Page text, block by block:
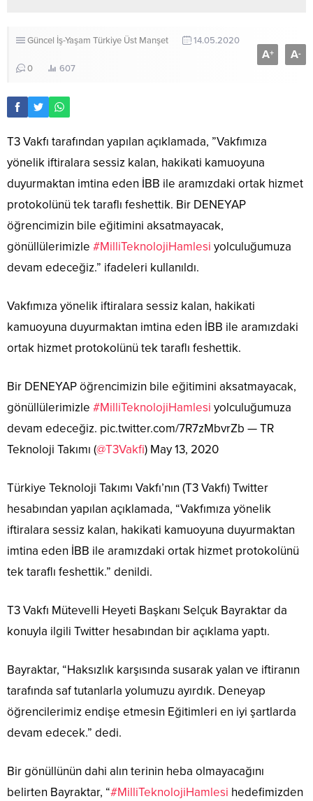
Güncel İş-Yaşam Türkiye Üst Manşet 14.05.2020
0 607
A+ A-
T3 Vakfı tarafından yapılan açıklamada, ”Vakfımıza
yönelik iftiralara sessiz kalan, hakikati kamuoyuna
duyurmaktan imtina eden İBB ile aramızdaki ortak hizmet
protokolünü tek taraflı feshettik. Bir DENEYAP
öğrencimizin bile eğitimini aksatmayacak,
gönüllülerimizle #MilliTeknolojiHamlesi yolculuğumuza
devam edeceğiz.” ifadeleri kullanıldı.
Vakfımıza yönelik iftiralara sessiz kalan, hakikati
kamuoyuna duyurmaktan imtina eden İBB ile aramızdaki
ortak hizmet protokolünü tek taraflı feshettik.
Bir DENEYAP öğrencimizin bile eğitimini aksatmayacak,
gönüllülerimizle #MilliTeknolojiHamlesi yolculuğumuza
devam edeceğiz. pic.twitter.com/7R7zMbvrZb — TR
Teknoloji Takımı (@T3Vakfi) May 13, 2020
Türkiye Teknoloji Takımı Vakfı’nın (T3 Vakfı) Twitter
hesabından yapılan açıklamada, “Vakfımıza yönelik
iftiralara sessiz kalan, hakikati kamuoyuna duyurmaktan
imtina eden İBB ile aramızdaki ortak hizmet protokolünü
tek taraflı feshettik.” denildi.
T3 Vakfı Mütevelli Heyeti Başkanı Selçuk Bayraktar da
konuyla ilgili Twitter hesabından bir açıklama yaptı.
Bayraktar, “Haksızlık karşısında susarak yalan ve iftiranın
tarafında saf tutanlarla yolumuzu ayırdık. Deneyap
öğrencilerimiz endişe etmesin Eğitimleri en iyi şartlarda
devam edecek.” dedi.
Bir gönüllünün dahi alın terinin heba olmayacağını
belirten Bayraktar, “#MilliTeknolojiHamlesi hedefimizden